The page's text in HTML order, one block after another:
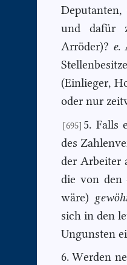
Deputanten,
und dafür
Arröder)? e.
(Einlieger,
oder nur
[695] 5. Falls
des
der Arbeiter
die von den
wäre)
sich in den
Ungunsten
6. Werden